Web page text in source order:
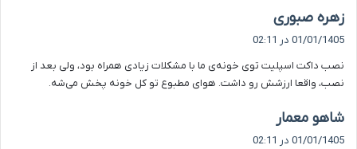
زهره صبوری
ف
:
01/01/1405 در 02:11
نصب داکت اسپلیت توی خونه‌ی ما با مشکلات زیادی همراه بود، ولی بعد از
نصب، واقعا ارزشش رو داشت. هوای مطبوع تو کل خونه پخش می‌شه.
شاهو معمار
ف
01/01/1405 در 02:11